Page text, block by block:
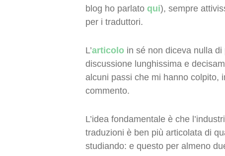
blog ho parlato qui), sempre
per i traduttori.
L’articolo in sé non diceva nulla
discussione lunghissima e
alcuni passi che mi hanno colpito,
commento.
L’idea fondamentale è che
traduzioni è ben più articolata di
studiando: e questo per almeno